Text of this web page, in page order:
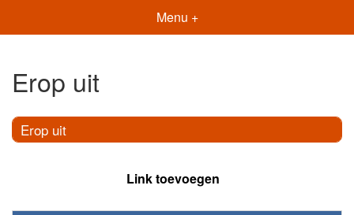
Menu +
Erop uit
Erop uit
Link toevoegen